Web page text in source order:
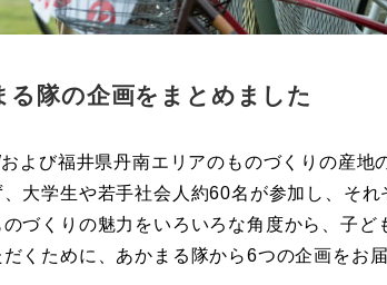
る隊の企画をまとめました
よび福井県丹南エリアのものづくりの産地
大学生や若手社会人約60名が参加し、それ
づくりの魅力をいろいろな角度から、子ど
くために、あかまる隊から6つの企画をお